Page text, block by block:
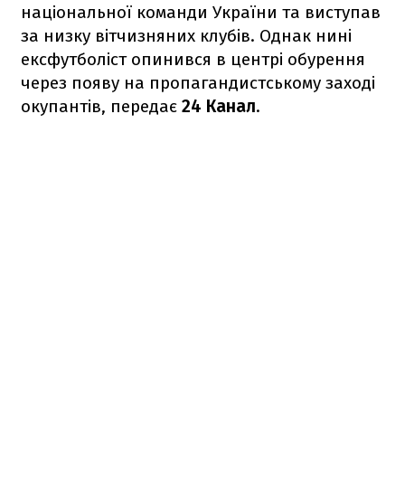
національної команди України та виступав
за низку вітчизняних клубів. Однак нині
ексфутболіст опинився в центрі обурення
через появу на пропагандистському заході
окупантів, передає 24 Канал.